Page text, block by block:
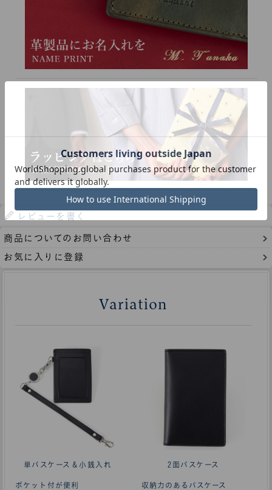
レビューを書く
商品についてのお問い合わせ
お気に入りに登録
Variation
単パスケース＆小銭入れ
ポケット付が便利
2面パスケース
収納力のあるパスケース